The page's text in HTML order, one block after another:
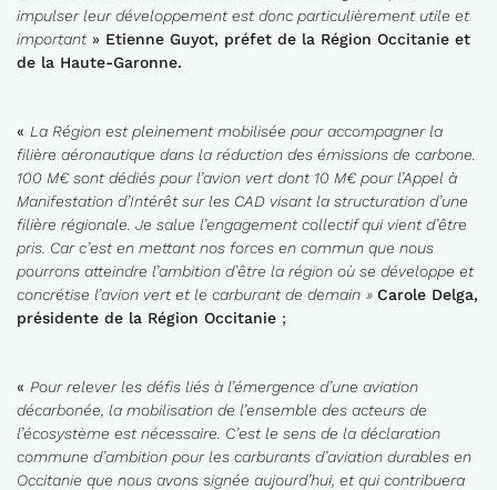
impulser leur développement est donc particulièrement utile et
important» Etienne Guyot, préfet de la Région Occitanie et
de la Haute-Garonne.
« La Région est pleinement mobilisée pour accompagner la
filière aéronautique dans la réduction des émissions de carbone.
100 M€ sont dédiés pour l’avion vert dont 10 M€ pourl’Appel à
Manifestation d’Intérêt sur les CAD visant la structuration d’une
filière régionale. Je salue l’engagementcollectif qui vient d’être
pris. Car c’est en mettant nos forces en commun que nous
pourrons atteindre l’ambition d’être la région où se développe et
concrétise l’avion vert etle carburantde demain » Carole Delga,
présidente de la Région Occitanie ;
« Pour relever les défis liés à l’émergence d’une aviation
décarbonée, la mobilisation de l’ensemble des acteurs de
l’écosystème est nécessaire. C’est le sens de la déclaration
commune d’ambition pour les carburants d’aviation durables en
Occitanie que nous avons signée aujourd’hui, et qui contribuera